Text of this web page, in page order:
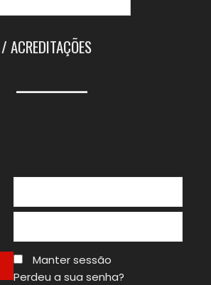
ACREDITAÇÕES
Manter sessão
Perdeu a sua senha?